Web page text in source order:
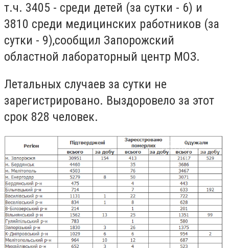
т.ч. 3405 - среди детей (за сутки - 6) и
3810 среди медицинских работников (за
сутки - 9),сообщил Запорожский
областной лабораторный центр МОЗ.
Летальных случаев за сутки не
зарегистрировано. Выздоровело за этот
срок 828 человек.